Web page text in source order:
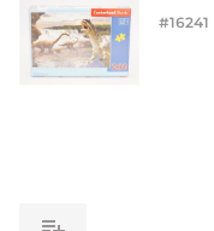
#16241